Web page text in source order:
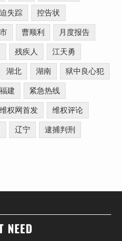
失踪 控告状
曹顺利 月度报告
残疾人 江天勇
湖北 湖南 狱中良心犯
福建 紧急热线
维权网首发 维权评论
辽宁 逮捕判刑